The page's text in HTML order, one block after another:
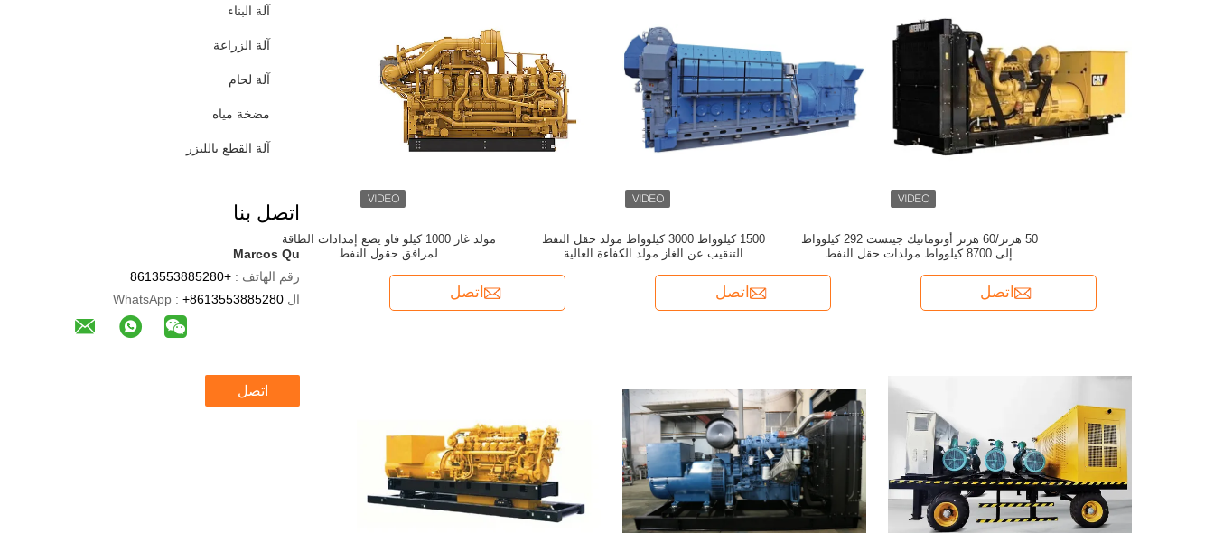
آلة البناء
آلة الزراعة
آلة لحام
مضخة مياه
آلة القطع بالليزر
اتصل بنا
Marcos Qu
رقم الهاتف : +8613553885280
ال WhatsApp : +8613553885280
اتصل
مولد غاز 1000 كيلو فاو يضع إمدادات الطاقة
لمرافق حقول النفط
اتصل
1500 كيلوواط 3000 كيلوواط مولد حقل النفط
التنقيب عن الغاز مولد الكفاءة العالية
اتصل
50 هرتز/60 هرتز أوتوماتيك جينست 292 كيلوواط
إلى 8700 كيلوواط مولدات حقل النفط
اتصل